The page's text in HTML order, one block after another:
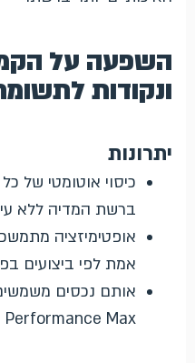
השפעה על
ונקודות
יתרונות
כיסוי אוטומטי של
ברשת המדיה ללא
אופטימיזציה
אמת לפי ביצועים
אותם נכסים
Performance Max ו-Demand Gen